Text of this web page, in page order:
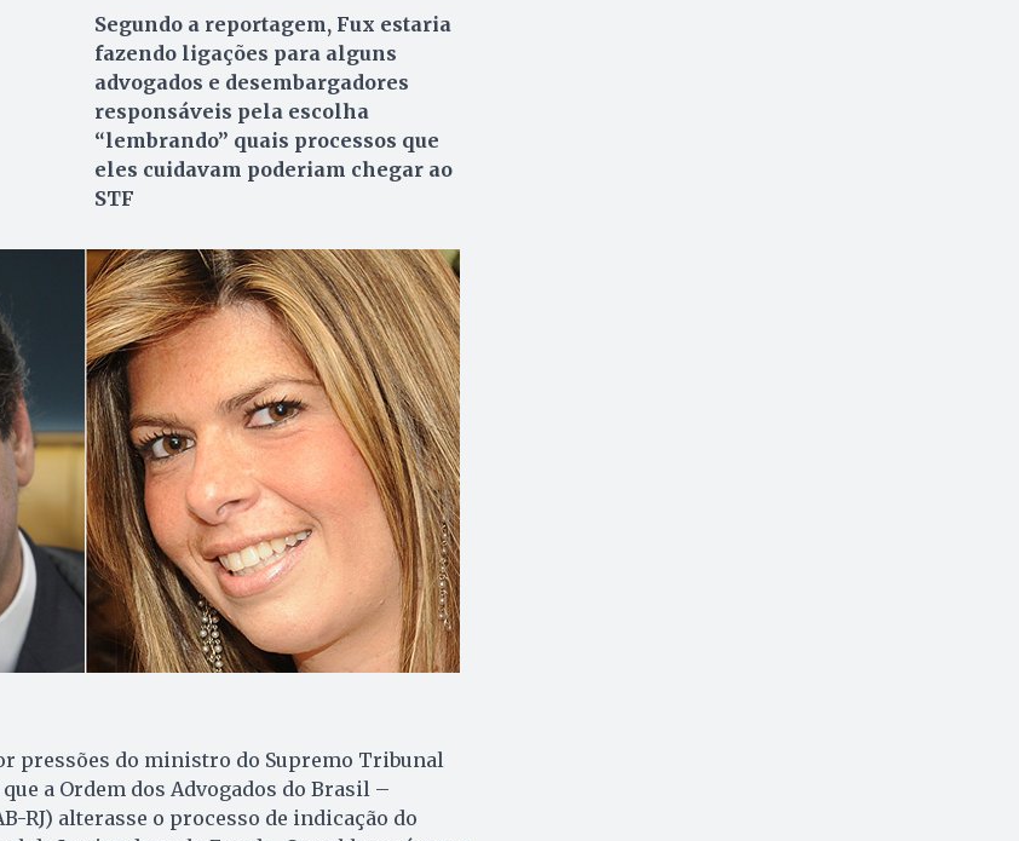
Segundo a reportagem, Fux estaria
fazendo ligações para alguns
advogados e desembargadores
responsáveis pela escolha
“lembrando” quais processos que
eles cuidavam poderiam chegar ao
STF
pressões do ministro do Supremo Tribunal
a Ordem dos Advogados do Brasil –
RJ) alterasse o processo de indicação do